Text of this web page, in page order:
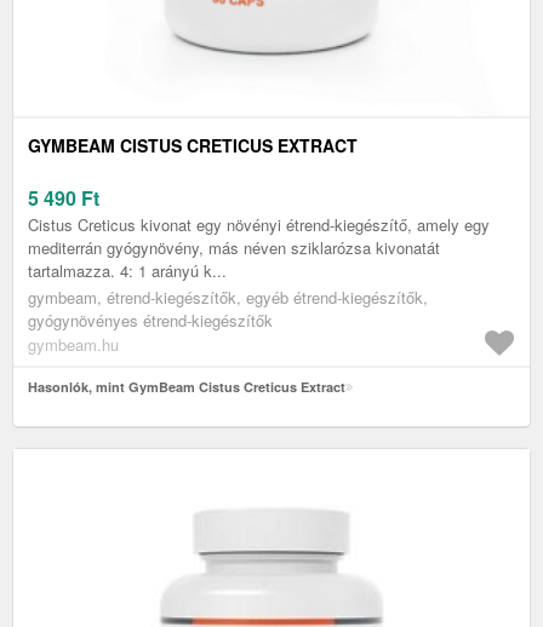
GYMBEAM CISTUS CRETICUS EXTRACT
5 490 Ft
Cistus Creticus kivonat egy növényi étrend-kiegészítő, amely egy
mediterrán gyógynövény, más néven sziklarózsa kivonatát
tartalmazza. 4: 1 arányú k...
gymbeam, étrend-kiegészítők, egyéb étrend-kiegészítők,
gyógynövényes étrend-kiegészítők
gymbeam.hu
Hasonlók, mint GymBeam Cistus Creticus Extract